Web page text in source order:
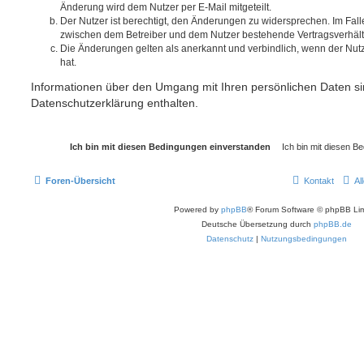
Änderung wird dem Nutzer per E-Mail mitgeteilt.
Der Nutzer ist berechtigt, den Änderungen zu widersprechen. Im
zwischen dem Betreiber und dem Nutzer bestehende
Die Änderungen gelten als anerkannt und verbindlich, wenn der
hat.
Informationen über den Umgang mit Ihren persönlichen Daten
Datenschutzerklärung enthalten.
Foren-Übersicht Kontakt
Powered by phpBB® Forum Software © phpBB
Deutsche Übersetzung durch phpBB.de
Datenschutz | Nutzungsbedingungen